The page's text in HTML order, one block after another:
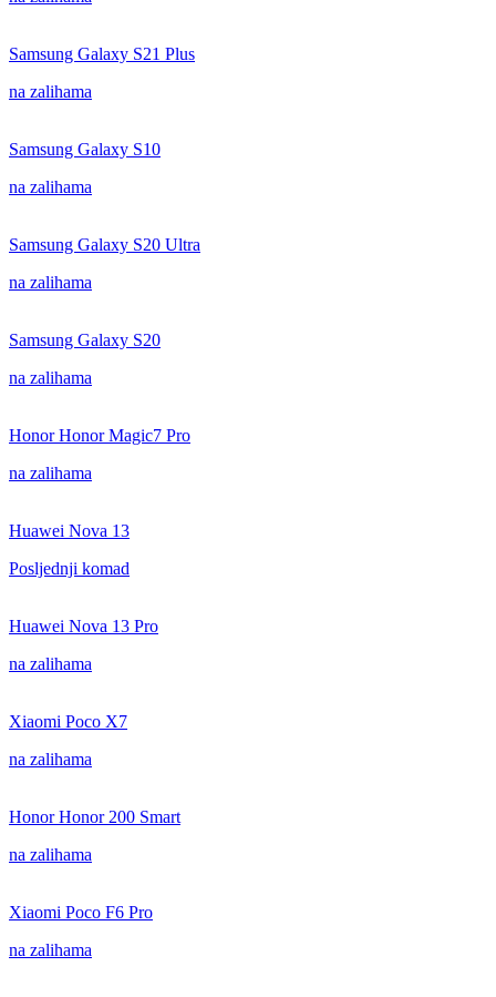
Samsung Galaxy S21 Plus
na zalihama
Samsung Galaxy S10
na zalihama
Samsung Galaxy S20 Ultra
na zalihama
Samsung Galaxy S20
na zalihama
Honor Honor Magic7 Pro
na zalihama
Huawei Nova 13
Posljednji komad
Huawei Nova 13 Pro
na zalihama
Xiaomi Poco X7
na zalihama
Honor Honor 200 Smart
na zalihama
Xiaomi Poco F6 Pro
na zalihama